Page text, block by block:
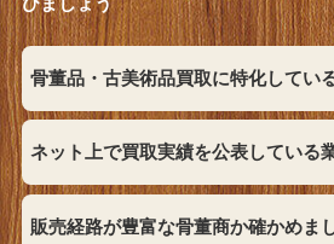
びましょう
骨董品・古美術品買取に特化してい
ネット上で買取実績を公表している
販売経路が豊富な骨董商か確かめま